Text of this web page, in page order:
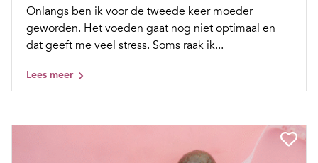
Onlangs ben ik voor de tweede keer moeder
geworden. Het voeden gaat nog niet optimaal en
dat geeft me veel stress. Soms raak ik...
Lees meer